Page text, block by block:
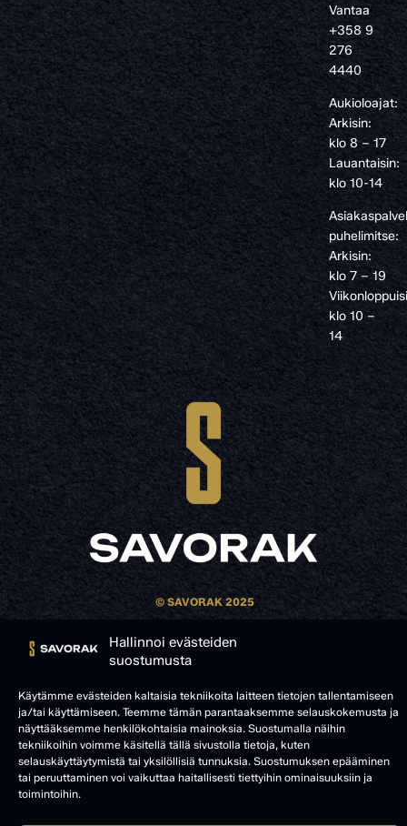
Hallinnoi evästeiden
suostumusta
Käytämme evästeiden kaltaisia tekniikoita laitteen tietojen tallentamiseen
ja/tai käyttämiseen. Teemme tämän parantaaksemme selauskokemusta ja
näyttääksemme henkilökohtaisia mainoksia. Suostumalla näihin
tekniikoihin voimme käsitellä tällä sivustolla tietoja, kuten
selauskäyttäytymistä tai yksilöllisiä tunnuksia. Suostumuksen epääminen
tai peruuttaminen voi vaikuttaa haitallisesti tiettyihin ominaisuuksiin ja
toimintoihin.
Vantaa
+358 9
276
4440
Aukioloajat:
Arkisin:
klo 8 – 17
Lauantaisin:
klo 10-14
puhelimitse:
Arkisin:
klo 7 – 19
klo 10 –
14
© SAVORAK 2025